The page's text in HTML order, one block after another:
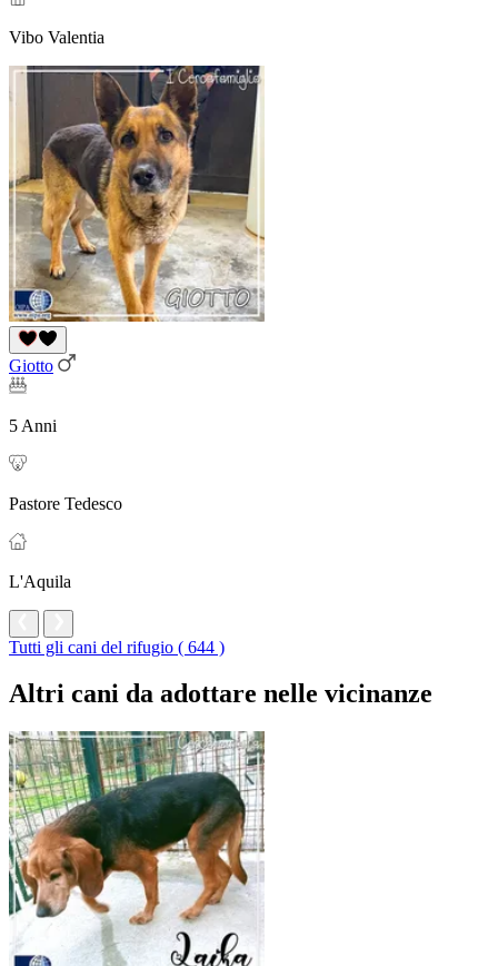
Vibo Valentia
Giotto
5 Anni
Pastore Tedesco
L'Aquila
Tutti gli cani del rifugio ( 644 )
Altri cani da adottare nelle vicinanze